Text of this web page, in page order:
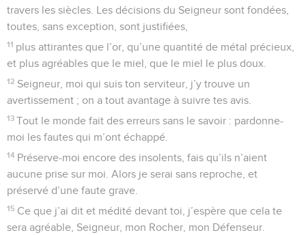
travers les siècles. Les décisions du Seigneur sont fondées,
toutes, sans exception, sont justifiées,
11 plus attirantes que l’or, qu’une quantité de métal précieux,
et plus agréables que le miel, que le miel le plus doux.
12 Seigneur, moi qui suis ton serviteur, j’y trouve un
avertissement ; on a tout avantage à suivre tes avis.
13 Tout le monde fait des erreurs sans le savoir : pardonne-
moi les fautes qui m’ont échappé.
14 Préserve-moi encore des insolents, fais qu’ils n’aient
aucune prise sur moi. Alors je serai sans reproche, et
préservé d’une faute grave.
15 Ce que j’ai dit et médité devant toi, j’espère que cela te
sera agréable, Seigneur, mon Rocher, mon Défenseur.